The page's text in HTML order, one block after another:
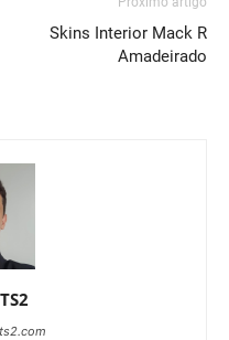
Skins Interior Mack R
Amadeirado